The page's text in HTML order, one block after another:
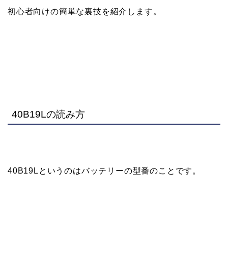
初心者向けの簡単な裏技を紹介します。
40B19Lの読み方
40B19Lというのはバッテリーの型番のことです。